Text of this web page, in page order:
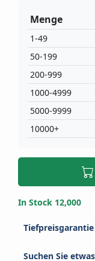
Menge
1-49
50-199
200-999
1000-4999
5000-9999
10000+
In Stock 12,000
Tiefpreisgarantie
Suchen Sie